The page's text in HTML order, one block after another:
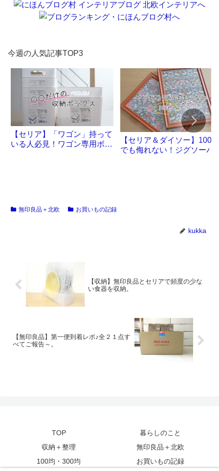
今週の人気記事TOP3
【セリア】「ワゴン」持って
いる人必見！ワゴン専用ボッ
【セリア＆ダイソー】100円
でも侮れない！ジグソーパ
無印良品＋北欧 お買いもの記録
kukka
【収納】無印良品とセリアで頻度の少な
い食器を収納。
【無印良品】第一便到着レポ♪全２１点す
べてご報告～。
TOP
暮らしのこと
収納＋整理
無印良品＋北欧
100均・300均
お買いもの記録